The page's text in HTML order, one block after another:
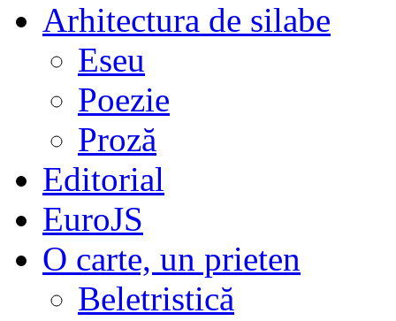
Arhitectura de silabe
Eseu
Poezie
Proză
Editorial
EuroJS
O carte, un prieten
Beletristică